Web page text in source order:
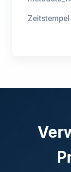
Zeitstempel